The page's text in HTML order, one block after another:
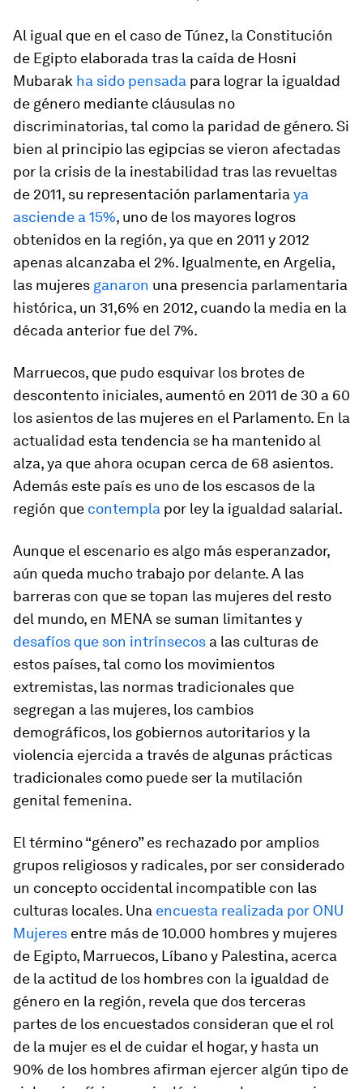
Al igual que en el caso de Túnez, la Constitución
de Egipto elaborada tras la caída de Hosni
Mubarak ha sido pensada para lograr la igualdad
de género mediante cláusulas no
discriminatorias, tal como la paridad de género. Si
bien al principio las egipcias se vieron afectadas
por la crisis de la inestabilidad tras las revueltas
de 2011, su representación parlamentaria ya
asciende a 15%, uno de los mayores logros
obtenidos en la región, ya que en 2011 y 2012
apenas alcanzaba el 2%. Igualmente, en Argelia,
las mujeres ganaron una presencia parlamentaria
histórica, un 31,6% en 2012, cuando la media en la
década anterior fue del 7%.
Marruecos, que pudo esquivar los brotes de
descontento iniciales, aumentó en 2011 de 30 a 60
los asientos de las mujeres en el Parlamento. En la
actualidad esta tendencia se ha mantenido al
alza, ya que ahora ocupan cerca de 68 asientos.
Además este país es uno de los escasos de la
región que contempla por ley la igualdad salarial.
Aunque el escenario es algo más esperanzador,
aún queda mucho trabajo por delante. A las
barreras con que se topan las mujeres del resto
del mundo, en MENA se suman limitantes y
desafíos que son intrínsecos a las culturas de
estos países, tal como los movimientos
extremistas, las normas tradicionales que
segregan a las mujeres, los cambios
demográficos, los gobiernos autoritarios y la
violencia ejercida a través de algunas prácticas
tradicionales como puede ser la mutilación
genital femenina.
El término “género” es rechazado por amplios
grupos religiosos y radicales, por ser considerado
un concepto occidental incompatible con las
culturas locales. Una encuesta realizada por ONU
Mujeres entre más de 10.000 hombres y mujeres
de Egipto, Marruecos, Líbano y Palestina, acerca
de la actitud de los hombres con la igualdad de
género en la región, revela que dos terceras
partes de los encuestados consideran que el rol
de la mujer es el de cuidar el hogar, y hasta un
90% de los hombres afirman ejercer algún tipo de